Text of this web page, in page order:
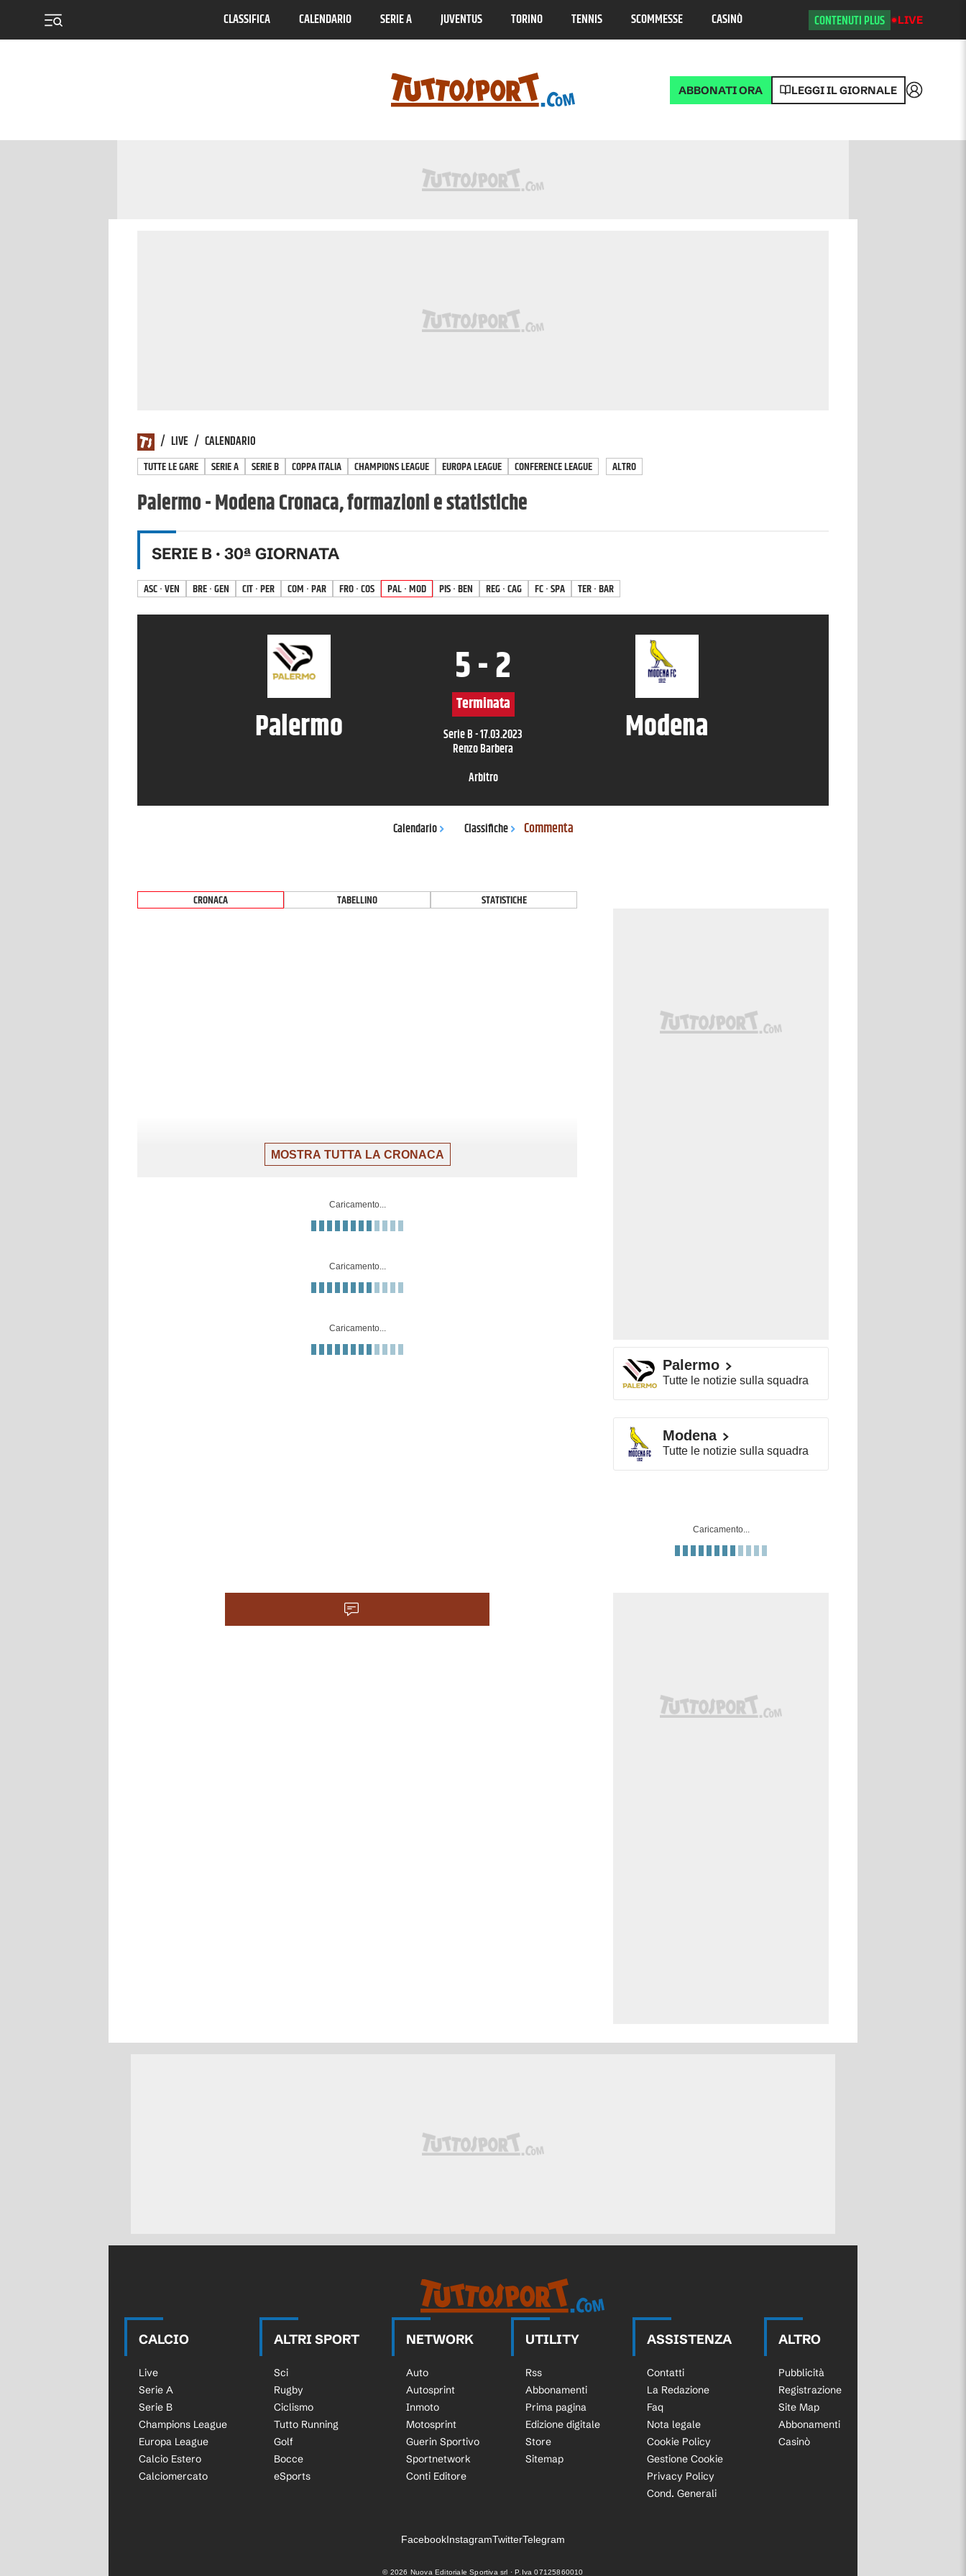
CLASSIFICA CALENDARIO SERIE A JUVENTUS TORINO TENNIS SCOMMESSE CASINÒ CONTENUTI PLUS LIVE
ABBONATI ORA LEGGI IL GIORNALE Accedi
/ LIVE / CALENDARIO
TUTTE LE GARE SERIE A SERIE B COPPA ITALIA CHAMPIONS LEAGUE EUROPA LEAGUE CONFERENCE LEAGUE ALTRO
Palermo - Modena Cronaca, formazioni e statistiche
SERIE B · 30ª GIORNATA
ASC · VEN BRE · GEN CIT · PER COM · PAR FRO · COS PAL · MOD PIS · BEN REG · CAG FC · SPA TER · BAR
Palermo Modena
5-2
Terminata
Serie B-17.03.2023
Renzo Barbera
Arbitro
Calendario Classifiche Commenta
CRONACA TABELLINO STATISTICHE
MOSTRA TUTTA LA CRONACA
Caricamento...
Caricamento...
Caricamento...
Palermo
Tutte le notizie sulla squadra
Modena
Tutte le notizie sulla squadra
Caricamento...
CALCIO
Live
Serie A
Serie B
Champions League
Europa League
Calcio Estero
Calciomercato
ALTRI SPORT
Sci
Rugby
Ciclismo
Tutto Running
Golf
Bocce
eSports
NETWORK
Auto
Autosprint
Inmoto
Motosprint
Guerin Sportivo
Sportnetwork
Conti Editore
UTILITY
Rss
Abbonamenti
Prima pagina
Edizione digitale
Store
Sitemap
ASSISTENZA
Contatti
La Redazione
Faq
Nota legale
Cookie Policy
Gestione Cookie
Privacy Policy
Cond. Generali
ALTRO
Pubblicità
Registrazione
Site Map
Abbonamenti
Casinò
FacebookInstagramTwitterTelegram
© 2026 Nuova Editoriale Sportiva srl · P.Iva 07125860010